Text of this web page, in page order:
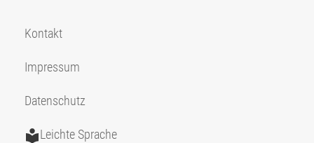
Kontakt
Impressum
Datenschutz
Leichte Sprache